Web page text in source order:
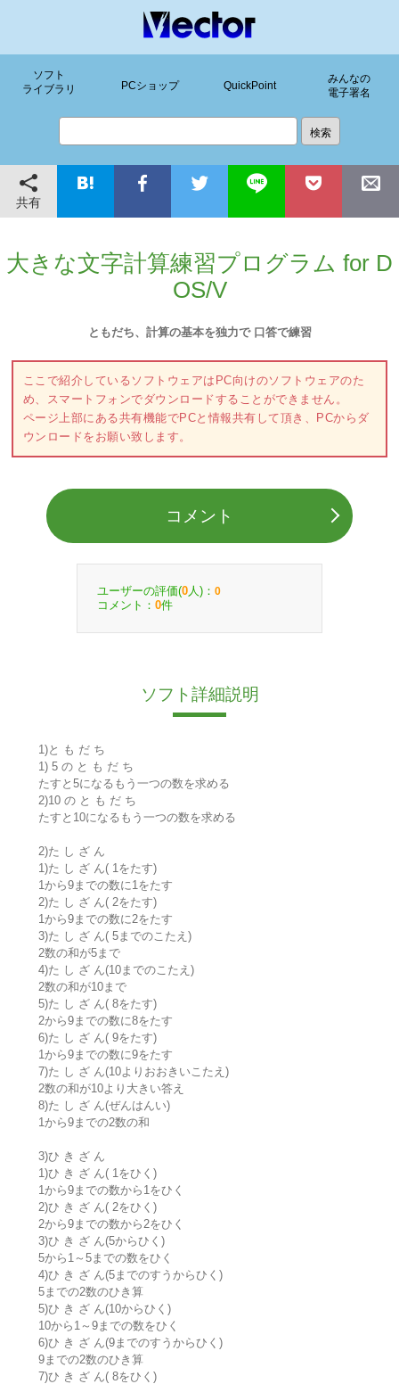
ソフト
ライブラリ
PCショップ QuickPoint
みんなの
電子署名
共有
大きな文字計算練習プログラム for D
OS/V
ともだち、計算の基本を独力で 口答で練習
ここで紹介しているソフトウェアはPC向けのソフトウェアのた
め、スマートフォンでダウンロードすることができません。
ページ上部にある共有機能でPCと情報共有して頂き、PCからダ
ウンロードをお願い致します。
コメント
ユーザーの評価(0 人)： 0
コメント： 0件
ソフト詳細説明
1)と も だ ち
1) 5 の と も だ ち
たすと5になるもう一つの数を求める
2)10 の と も だ ち
たすと10になるもう一つの数を求める
2)た し ざ ん
1)た し ざ ん( 1をたす)
1から9までの数に1をたす
2)た し ざ ん( 2をたす)
1から9までの数に2をたす
3)た し ざ ん( 5までのこたえ)
2数の和が5まで
4)た し ざ ん(10までのこたえ)
2数の和が10まで
5)た し ざ ん( 8をたす)
2から9までの数に8をたす
6)た し ざ ん( 9をたす)
1から9までの数に9をたす
7)た し ざ ん(10よりおおきいこたえ)
2数の和が10より大きい答え
8)た し ざ ん(ぜんはんい)
1から9までの2数の和
3)ひ き ざ ん
1)ひ き ざ ん( 1をひく)
1から9までの数から1をひく
2)ひ き ざ ん( 2をひく)
2から9までの数から2をひく
3)ひ き ざ ん(5からひく)
5から1～5までの数をひく
4)ひ き ざ ん(5までのすうからひく)
5までの2数のひき算
5)ひ き ざ ん(10からひく)
10から1～9までの数をひく
6)ひ き ざ ん(9までのすうからひく)
9までの2数のひき算
7)ひ き ざ ん( 8をひく)